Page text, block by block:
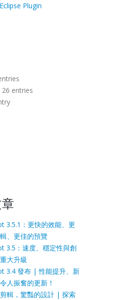
Plugin
26 entries
3.5.1：更快的效能、更
、更佳的預覽
3.5：速度、穩定性與創
大升級
3.4 發布 | 性能提升、新
人振奮的更新！
輯，驚豔的設計 | 探索